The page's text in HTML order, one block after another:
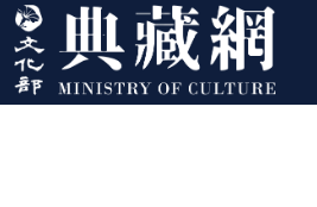
跳到主要內容
:::